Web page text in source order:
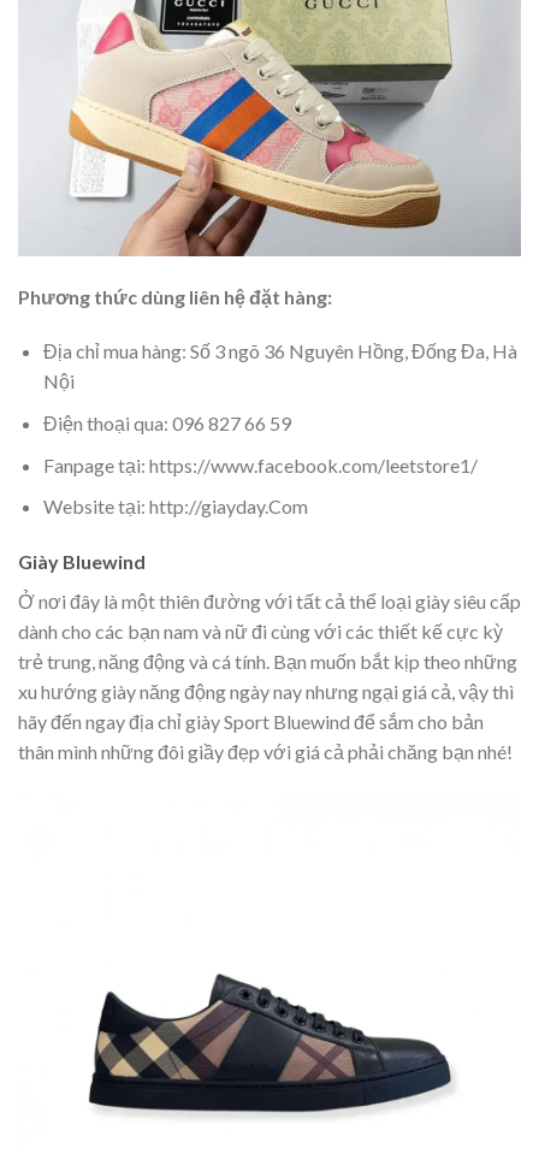
Phương thức dùng liên hệ đặt hàng:
Địa chỉ mua hàng: Số 3 ngõ 36 Nguyên Hồng, Đống Đa, Hà
Nội
Điện thoại qua: 096 827 66 59
Fanpage tại: https://www.facebook.com/leetstore1/
Website tại: http://giayday.Com
Giày Bluewind
Ở nơi đây là một thiên đường với tất cả thể loại giày siêu cấp
dành cho các bạn nam và nữ đi cùng với các thiết kế cực kỳ
trẻ trung, năng động và cá tính. Bạn muốn bắt kịp theo những
xu hướng giày năng động ngày nay nhưng ngại giá cả, vậy thì
hãy đến ngay địa chỉ giày Sport Bluewind để sắm cho bản
thân mình những đôi giầy đẹp với giá cả phải chăng bạn nhé!